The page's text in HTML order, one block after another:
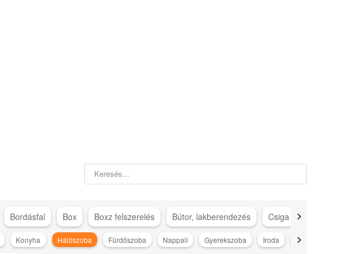
Bordásfal Box Boxz felszerelés Bútor, lakberendezés Csiga gép kiegészítő
Konyha Hálószoba Fürdőszoba Nappali Gyerekszoba Iroda Drogéria